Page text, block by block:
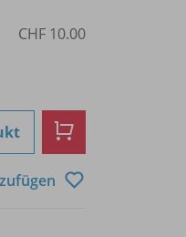
CHF 10.00